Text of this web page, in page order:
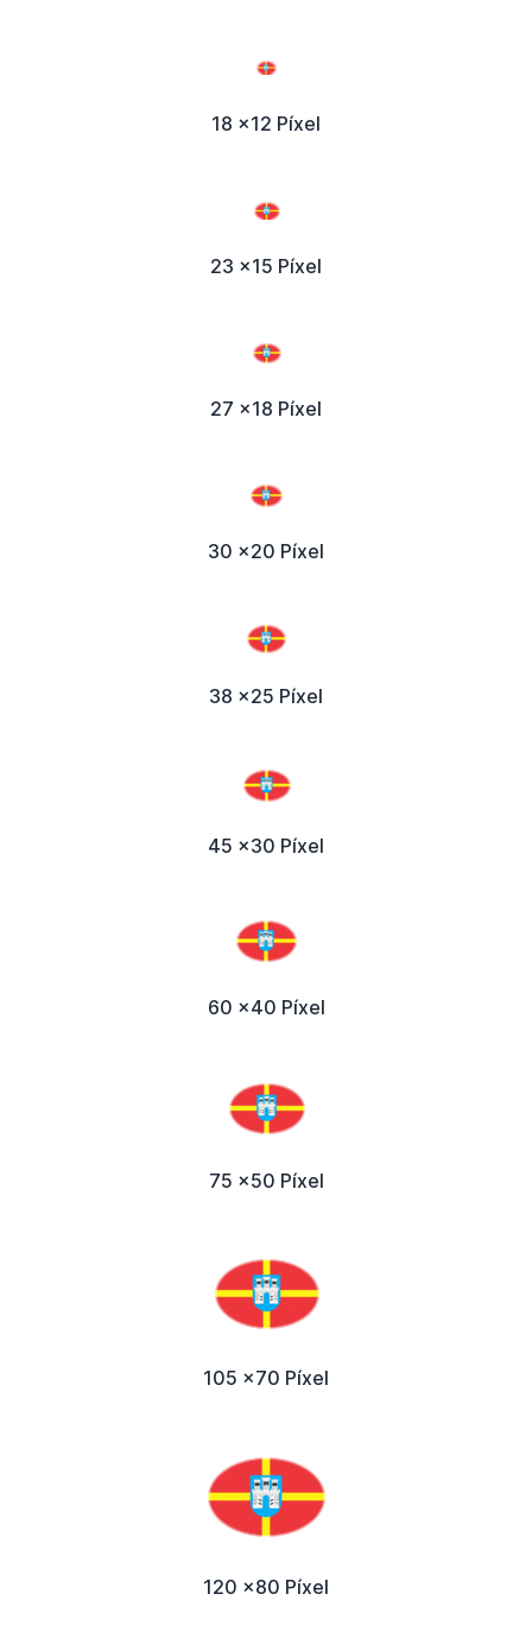
18 x12 Píxel
23 x15 Píxel
27 x18 Píxel
30 x20 Píxel
38 x25 Píxel
45 x30 Píxel
60 x40 Píxel
75 x50 Píxel
105 x70 Píxel
120 x80 Píxel